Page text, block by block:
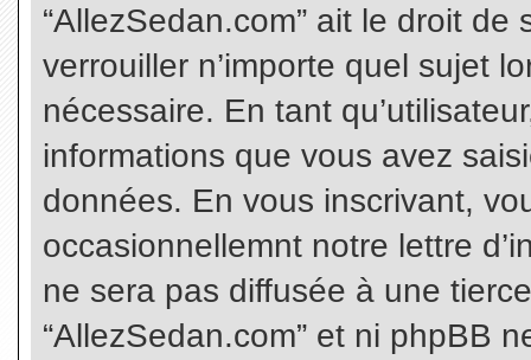
“AllezSedan.com” ait le droit de
verrouiller n’importe quel sujet
nécessaire. En tant
informations que vous avez
données. En vous inscrivant,
occasionnellemnt notre lettre
ne sera pas diffusée à une
“AllezSedan.com” et ni phpBB